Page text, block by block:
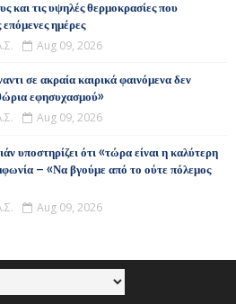
και τις υψηλές θερμοκρασίες που
επόμενες ημέρες
Aug 09, 2026
σε ακραία καιρικά φαινόμενα δεν
εφησυχασμού»
Aug 09, 2026
υποστηρίζει ότι «τώρα είναι η καλύτερη
– «Να βγούμε από το ούτε πόλεμος
Aug 09, 2026